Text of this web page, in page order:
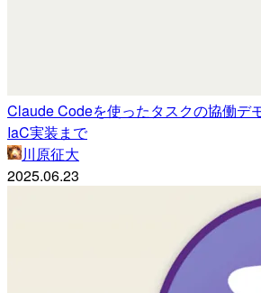
Claude Codeを使ったタスクの協働デ
IaC実装まで
川原征大
2025.06.23